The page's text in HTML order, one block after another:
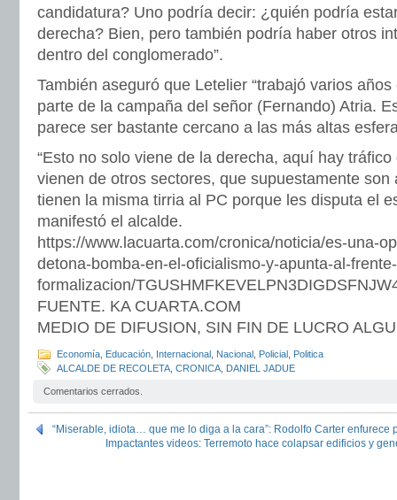
candidatura? Uno podría decir: ¿quién podría
derecha? Bien, pero también podría haber otros
dentro del conglomerado”.
También aseguró que Letelier “trabajó varios
parte de la campaña del señor (Fernando) Atria.
parece ser bastante cercano a las más altas
“Esto no solo viene de la derecha, aquí hay
vienen de otros sectores, que supuestamente son
tienen la misma tirria al PC porque les disputa el
manifestó el alcalde.
https://www.lacuarta.com/cronica/noticia/es-una-
detona-bomba-en-el-oficialismo-y-apunta-al-
formalizacion/
FUENTE. KA CUARTA.COM
MEDIO DE DIFUSION, SIN FIN DE LUCRO
Economía Educación Internacional Nacional Policial Politica
ALCALDE DE RECOLETA CRONICA DANIEL JADUE
Comentarios cerrados.
“Miserable, idiota… que me lo diga a la cara”: Rodolfo Carter enfurece
Impactantes videos: Terremoto hace colapsar edificios y